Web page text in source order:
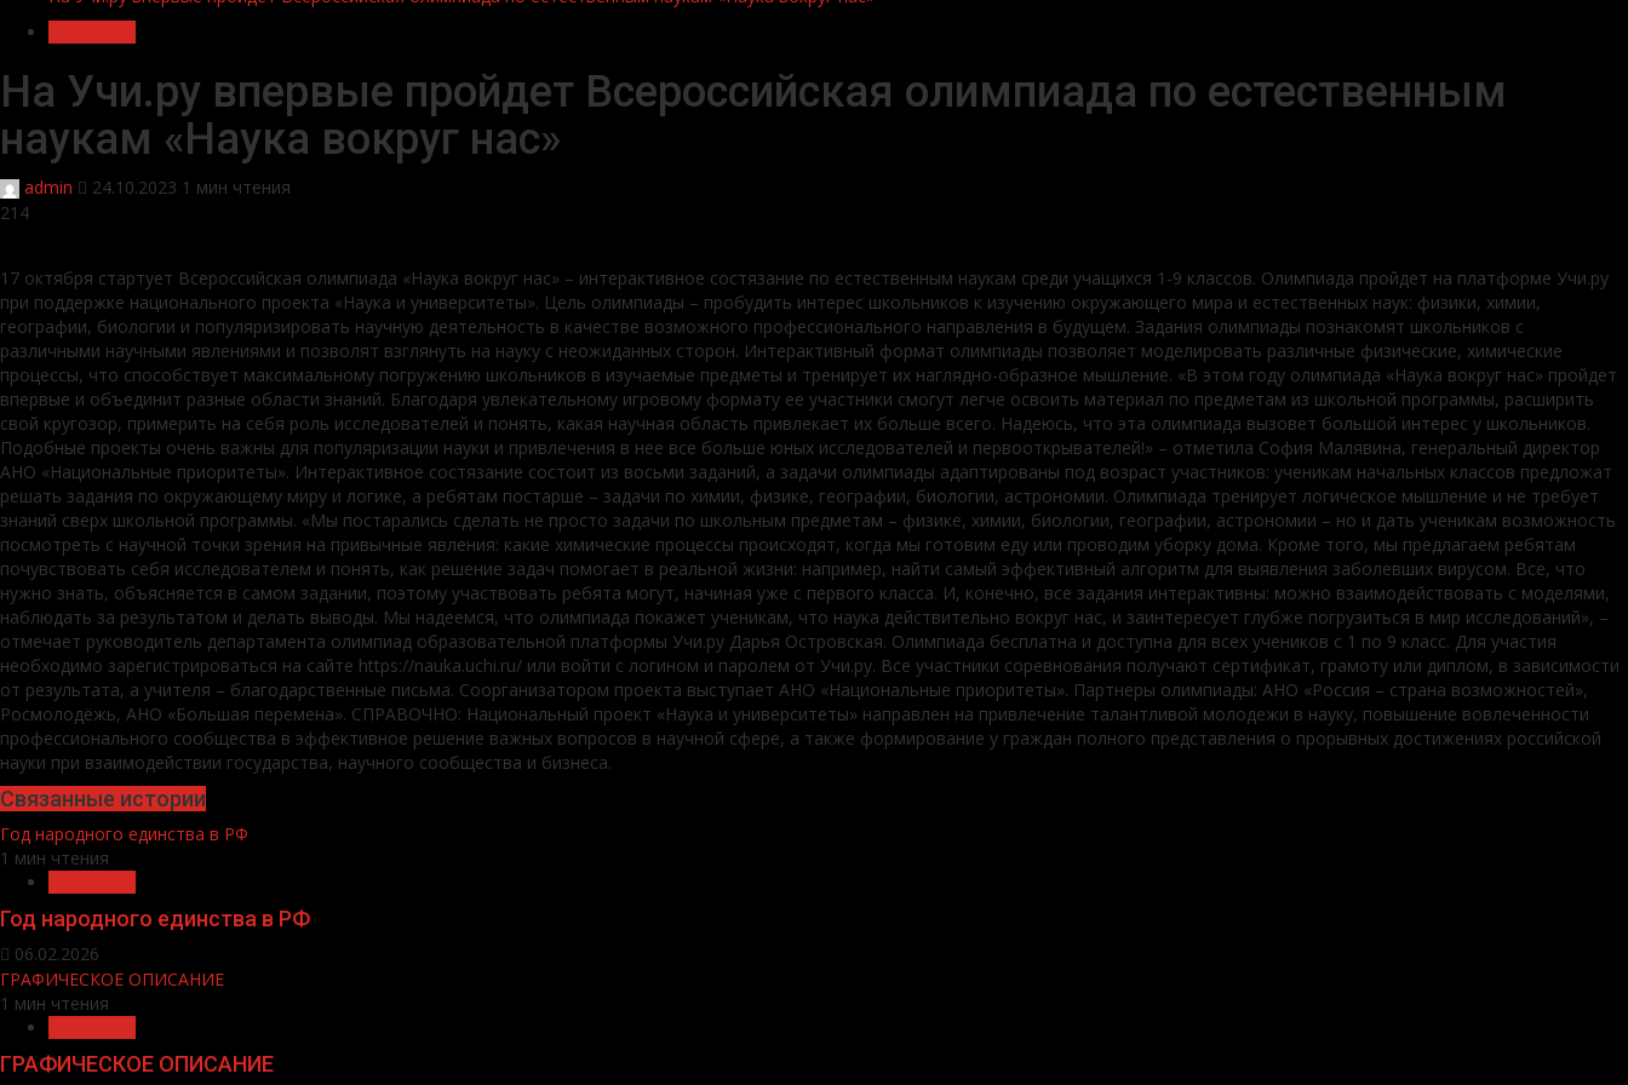
На Учи.ру впервые пройдет Всероссийская олимпиада по естественным
наукам «Наука вокруг нас»
admin 24.10.2023 1 мин чтения
214
17 октября стартует Всероссийская олимпиада «Наука вокруг нас» – интерактивное состязание по естественным наукам среди учащихся 1-9 классов. Олимпиада пройдет на платформе Учи.ру
при поддержке национального проекта «Наука и университеты». Цель олимпиады – пробудить интерес школьников к изучению окружающего мира и естественных наук: физики, химии,
географии, биологии и популяризировать научную деятельность в качестве возможного профессионального направления в будущем. Задания олимпиады познакомят школьников с
различными научными явлениями и позволят взглянуть на науку с неожиданных сторон. Интерактивный формат олимпиады позволяет моделировать различные физические, химические
процессы, что способствует максимальному погружению школьников в изучаемые предметы и тренирует их наглядно-образное мышление. «В этом году олимпиада «Наука вокруг нас» пройдет
впервые и объединит разные области знаний. Благодаря увлекательному игровому формату ее участники смогут легче освоить материал по предметам из школьной программы, расширить
свой кругозор, примерить на себя роль исследователей и понять, какая научная область привлекает их больше всего. Надеюсь, что эта олимпиада вызовет большой интерес у школьников.
Подобные проекты очень важны для популяризации науки и привлечения в нее все больше юных исследователей и первооткрывателей!» – отметила София Малявина, генеральный директор
АНО «Национальные приоритеты». Интерактивное состязание состоит из восьми заданий, а задачи олимпиады адаптированы под возраст участников: ученикам начальных классов предложат
решать задания по окружающему миру и логике, а ребятам постарше – задачи по химии, физике, географии, биологии, астрономии. Олимпиада тренирует логическое мышление и не требует
знаний сверх школьной программы. «Мы постарались сделать не просто задачи по школьным предметам – физике, химии, биологии, географии, астрономии – но и дать ученикам возможность
посмотреть с научной точки зрения на привычные явления: какие химические процессы происходят, когда мы готовим еду или проводим уборку дома. Кроме того, мы предлагаем ребятам
почувствовать себя исследователем и понять, как решение задач помогает в реальной жизни: например, найти самый эффективный алгоритм для выявления заболевших вирусом. Все, что
нужно знать, объясняется в самом задании, поэтому участвовать ребята могут, начиная уже с первого класса. И, конечно, все задания интерактивны: можно взаимодействовать с моделями,
наблюдать за результатом и делать выводы. Мы надеемся, что олимпиада покажет ученикам, что наука действительно вокруг нас, и заинтересует глубже погрузиться в мир исследований», –
отмечает руководитель департамента олимпиад образовательной платформы Учи.ру Дарья Островская. Олимпиада бесплатна и доступна для всех учеников с 1 по 9 класс. Для участия
необходимо зарегистрироваться на сайте https://nauka.uchi.ru/ или войти с логином и паролем от Учи.ру. Все участники соревнования получают сертификат, грамоту или диплом, в зависимости
от результата, а учителя – благодарственные письма. Соорганизатором проекта выступает АНО «Национальные приоритеты». Партнеры олимпиады: АНО «Россия – страна возможностей»,
Росмолодёжь, АНО «Большая перемена». СПРАВОЧНО: Национальный проект «Наука и университеты» направлен на привлечение талантливой молодежи в науку, повышение вовлеченности
профессионального сообщества в эффективное решение важных вопросов в научной сфере, а также формирование у граждан полного представления о прорывных достижениях российской
науки при взаимодействии государства, научного сообщества и бизнеса.
Связанные истории
Год народного единства в РФ
1 мин чтения
Год народного единства в РФ
06.02.2026
ГРАФИЧЕСКОЕ ОПИСАНИЕ
1 мин чтения
ГРАФИЧЕСКОЕ ОПИСАНИЕ